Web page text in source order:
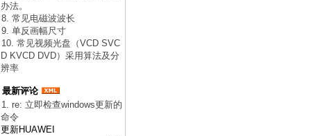
办法。
8. 常见电磁波波长
9. 单反画幅尺寸
10. 常见视频光盘（VCD SVC
D KVCD DVD）采用算法及分
辨率
最新评论
1. re: 立即检查windows更新的
命令
更新HUAWEI